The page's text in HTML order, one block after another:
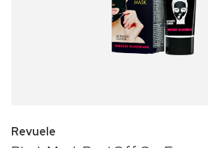
Revuele